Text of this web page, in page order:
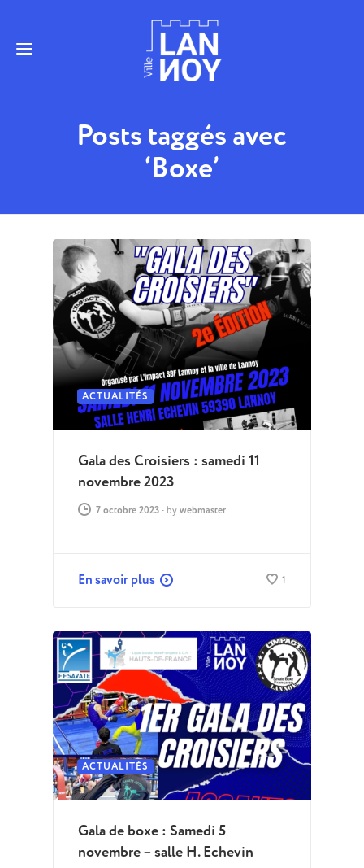
Posts taggés avec
‘Boxe’
ACTUALITÉS
Gala des Croisiers : samedi 11
novembre 2023
7 octobre 2023- by webmaster
En savoir plus 1
ACTUALITÉS
Gala de boxe : Samedi 5
novembre – salle H. Echevin